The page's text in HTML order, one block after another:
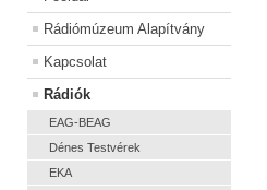
Rádiómúzeum Alapítvány
Kapcsolat
Rádiók
EAG-BEAG
Dénes Testvérek
EKA